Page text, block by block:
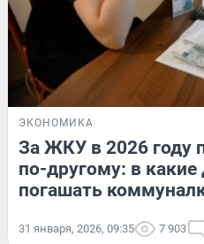
ЭКОНОМИКА
За ЖКУ в 2026 году
по-другому: в
погашать
31 января, 2026, 09:35 7 903